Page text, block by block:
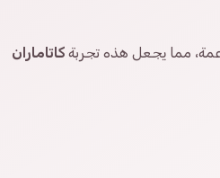
مما يجعل هذه تجربة كاتاماران